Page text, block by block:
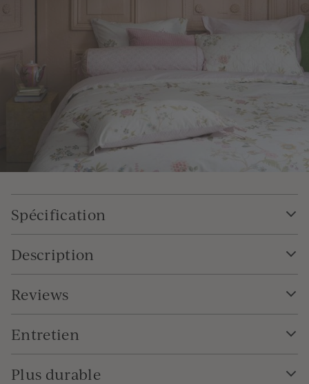
Spécification
Description
Reviews
Entretien
Plus durable